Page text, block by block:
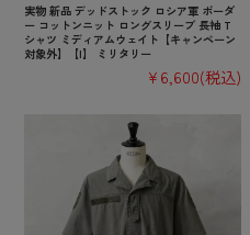
実物 新品 デッドストック ロシア軍 ボーダ
ー コットンニット ロングスリーブ 長袖 T
シャツ ミディアムウェイト【キャンペーン
対象外】【I】 ミリタリー
¥6,600(税込)